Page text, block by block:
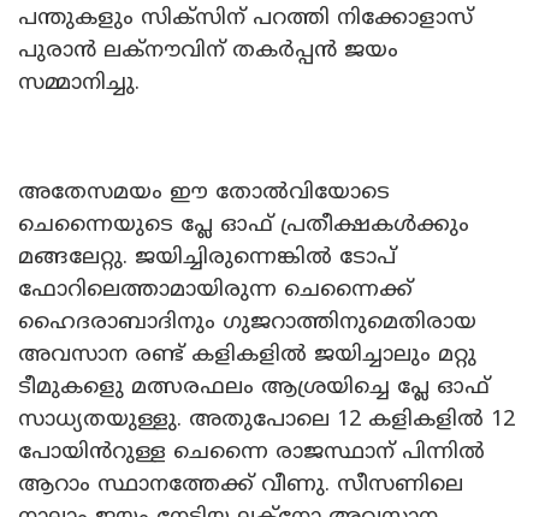
പന്തുകളും സിക്സിന് പറത്തി നിക്കോളാസ്
പുരാൻ ലക്നൗവിന് തകർപ്പൻ ജയം
സമ്മാനിച്ചു.
അതേസമയം ഈ തോൽവിയോടെ
ചെന്നൈയുടെ പ്ലേ ഓഫ് പ്രതീക്ഷകൾക്കും
മങ്ങലേറ്റു. ജയിച്ചിരുന്നെങ്കിൽ ടോപ്
ഫോറിലെത്താമായിരുന്ന ചെന്നൈക്ക്
ഹൈദരാബാദിനും ഗുജറാത്തിനുമെതിരായ
അവസാന രണ്ട് കളികളിൽ ജയിച്ചാലും മറ്റു
ടീമുകളുെ മത്സരഫലം ആശ്രയിച്ചെ പ്ലേ ഓഫ്
സാധ്യതയുള്ളു. അതുപോലെ 12 കളികളിൽ 12
പോയിൻറുള്ള ചെന്നൈ രാജസ്ഥാന് പിന്നിൽ
ആറാം സ്ഥാനത്തേക്ക് വീണു. സീസണിലെ